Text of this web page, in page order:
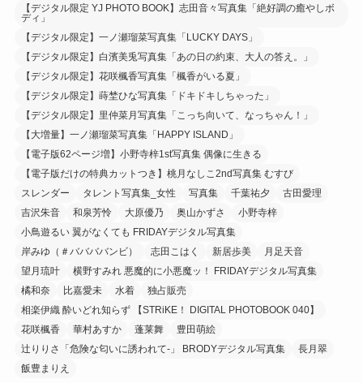
【デジタル限定 YJ PHOTO BOOK】志田音々写真集「絶好調の癒やしボ
ディ」
【デジタル限定】一ノ瀬瑠菜写真集「LUCKY DAYS」
【デジタル限定】白濱美兎写真集「あの日の約束、大人の答え。」
【デジタル限定】花咲楓香写真集「楓香がいる夏」
【デジタル限定】蒔埜ひな写真集「ドキドキしちゃった」
【デジタル限定】里仲菜月写真集「こっち向いて、なっちゃん！」
【大増量】一ノ瀬瑠菜写真集「HAPPY ISLAND」
【電子版62ページ増】小野寺梓1st写真集 偶像に生きる
【電子版だけの特典カットつき】桃月なしこ2nd写真集 むすび
スレンダー
タレント写真集_女性 写真集 千葉祐夕
古田愛理
吉沢朱音
和泉芳怜 大原優乃 奥山かずさ
小野寺梓
小鳥遊るい 翼がなくても FRIDAYデジタル写真集
岸みゆ（＃ババババンビ）
志田こはく 新居歩美
月足天音
望月琉叶
横野すみれ 悪魔的に小悪魔ッ！ FRIDAYデジタル写真集
橘和奈
比嘉愛未 水着
独占販売
相楽伊織 酔いどれ知らず 【STRiKE！ DIGITAL PHOTOBOOK 040】
花咲楓香
華村あすか 蓬莱舞
豊田萌絵
辻りりさ「危険な匂いに誘われて-」 BRODYデジタル写真集
長月翠
飯豊まりえ